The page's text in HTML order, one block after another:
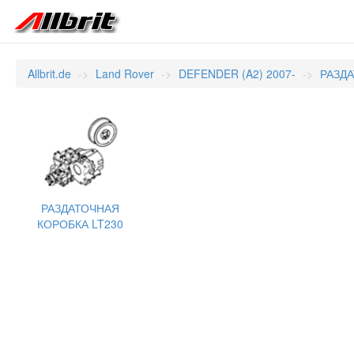
Allbrit.de Land Rover DEFENDER (A2) 2007-
РАЗДАТОЧНАЯ
КОРОБКА LT230